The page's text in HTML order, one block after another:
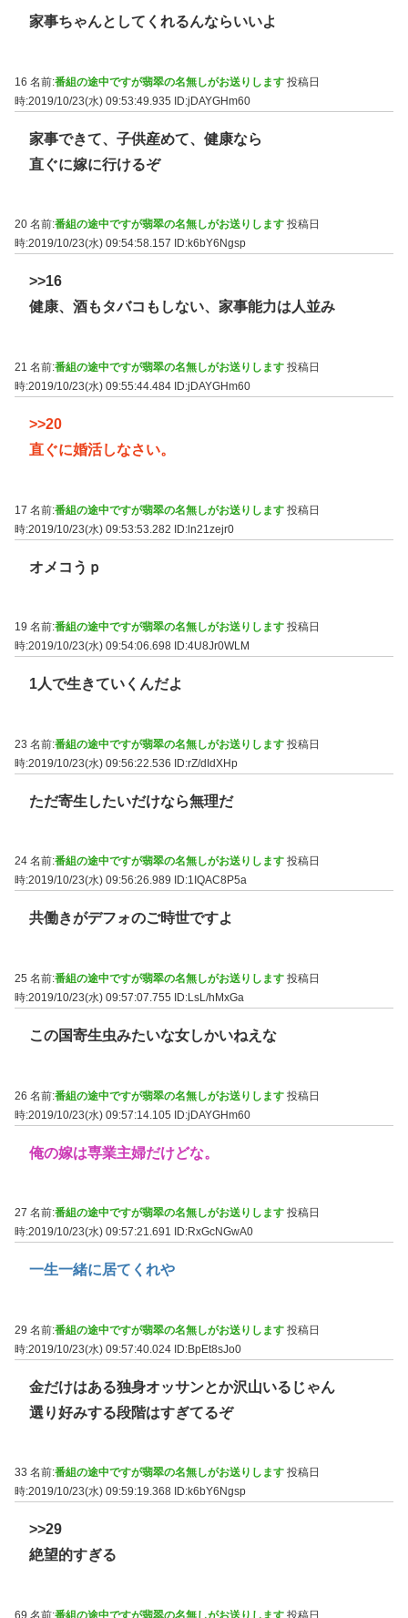
家事ちゃんとしてくれるんならいいよ
16 名前:番組の途中ですが翡翠の名無しがお送りします 投稿日
時:2019/10/23(水) 09:53:49.935 ID:jDAYGHm60
家事できて、子供産めて、健康なら
直ぐに嫁に行けるぞ
20 名前:番組の途中ですが翡翠の名無しがお送りします 投稿日
時:2019/10/23(水) 09:54:58.157
ID:k6bY6Ngsp
>>16
健康、酒もタバコもしない、家事能力は人並み
21 名前:番組の途中ですが翡翠の名無しがお送りします 投稿日
時:2019/10/23(水) 09:55:44.484 ID:jDAYGHm60
>>20
直ぐに婚活しなさい。
17 名前:番組の途中ですが翡翠の名無しがお送りします 投稿日
時:2019/10/23(水) 09:53:53.282 ID:ln21zejr0
オメコうｐ
19 名前:番組の途中ですが翡翠の名無しがお送りします 投稿日
時:2019/10/23(水) 09:54:06.698 ID:4U8Jr0WLM
1人で生きていくんだよ
23 名前:番組の途中ですが翡翠の名無しがお送りします 投稿日
時:2019/10/23(水) 09:56:22.536 ID:rZ/dIdXHp
ただ寄生したいだけなら無理だ
24 名前:番組の途中ですが翡翠の名無しがお送りします 投稿日
時:2019/10/23(水) 09:56:26.989
ID:1IQAC8P5a
共働きがデフォのご時世ですよ
25 名前:番組の途中ですが翡翠の名無しがお送りします 投稿日
時:2019/10/23(水) 09:57:07.755
ID:LsL/hMxGa
この国寄生虫みたいな女しかいねえな
26 名前:番組の途中ですが翡翠の名無しがお送りします 投稿日
時:2019/10/23(水) 09:57:14.105 ID:jDAYGHm60
俺の嫁は専業主婦だけどな。
27 名前:番組の途中ですが翡翠の名無しがお送りします 投稿日
時:2019/10/23(水) 09:57:21.691
ID:RxGcNGwA0
一生一緒に居てくれや
29 名前:番組の途中ですが翡翠の名無しがお送りします 投稿日
時:2019/10/23(水) 09:57:40.024 ID:BpEt8sJo0
金だけはある独身オッサンとか沢山いるじゃん
選り好みする段階はすぎてるぞ
33 名前:番組の途中ですが翡翠の名無しがお送りします 投稿日
時:2019/10/23(水) 09:59:19.368 ID:k6bY6Ngsp
>>29
絶望的すぎる
69 名前:番組の途中ですが翡翠の名無しがお送りします 投稿日